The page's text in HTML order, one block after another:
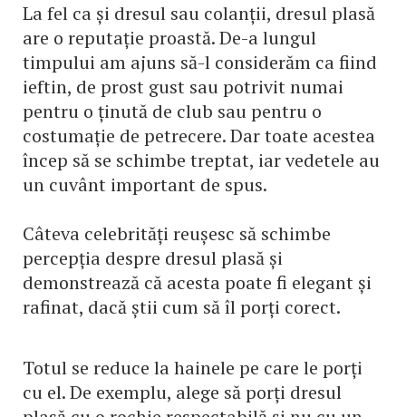
La fel ca și dresul sau colanții, dresul plasă
are o reputație proastă. De-a lungul
timpului am ajuns să-l considerăm ca fiind
ieftin, de prost gust sau potrivit numai
pentru o ținută de club sau pentru o
costumație de petrecere. Dar toate acestea
încep să se schimbe treptat, iar vedetele au
un cuvânt important de spus.
Câteva celebrități reușesc să schimbe
percepția despre dresul plasă și
demonstrează că acesta poate fi elegant și
rafinat, dacă știi cum să îl porți corect.
Totul se reduce la hainele pe care le porți
cu el. De exemplu, alege să porți dresul